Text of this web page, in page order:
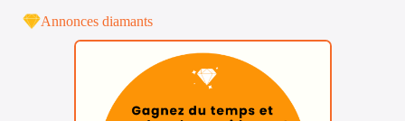
Annonces diamants